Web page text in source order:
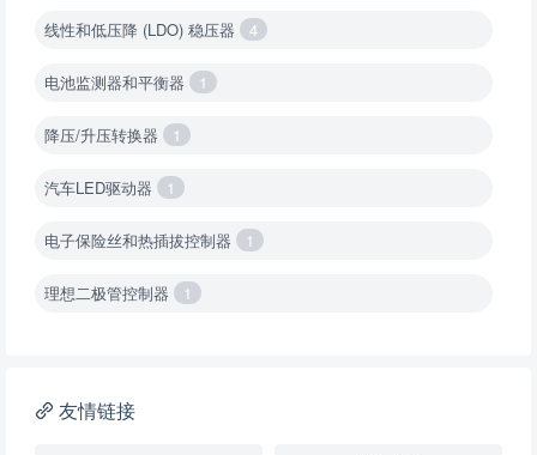
线性和低压降 (LDO) 稳压器 4
电池监测器和平衡器 1
降压/升压转换器 1
汽车LED驱动器 1
电子保险丝和热插拔控制器 1
理想二极管控制器 1
降压转换器（继承开关）
友情链接